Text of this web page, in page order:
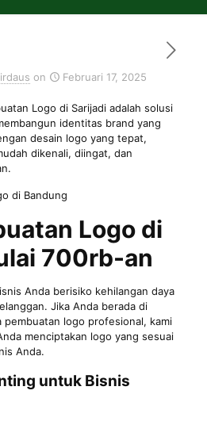
on Februari 17, 2025
Logo di Sarijadi adalah solusi
identitas brand yang
desain logo yang tepat,
dikenali, diingat, dan
di Bandung
Logo di
700rb-an
Anda berisiko kehilangan daya
Jika Anda berada di
pembuatan logo profesional, kami
menciptakan logo yang sesuai
Anda.
untuk Bisnis